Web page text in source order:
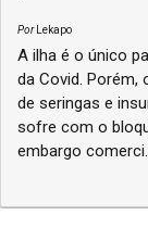
PorLekapo
A ilha é o único
da Covid. Porém,
de seringas e insumos
sofre com o
embargo